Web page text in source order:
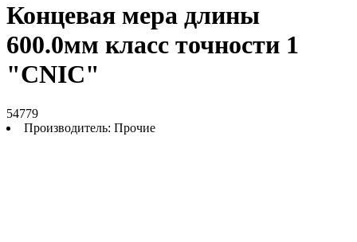
Концевая мера длины
600.0мм класс точности 1
"CNIC"
54779
Производитель: Прочие